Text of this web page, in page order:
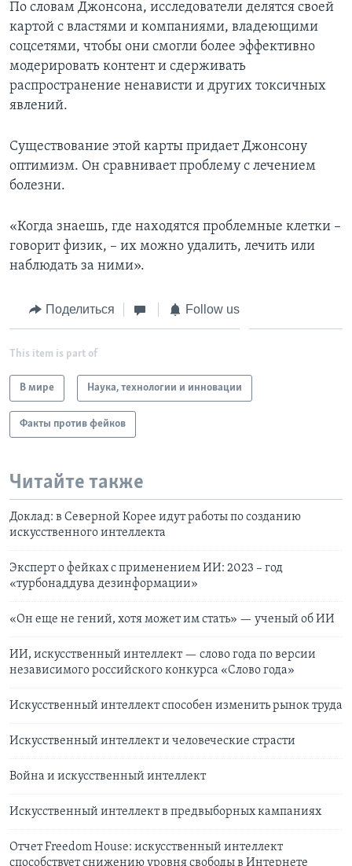
По словам Джонсона, исследователи делятся своей
картой с властями и компаниями, владеющими
соцсетями, чтобы они смогли более эффективно
модерировать контент и сдерживать
распространение ненависти и других токсичных
явлений.
Существование этой карты придает Джонсону
оптимизм. Он сравнивает проблему с лечением
болезни.
«Когда знаешь, где находятся проблемные клетки –
говорит физик, – их можно удалить, лечить или
наблюдать за ними».
Поделиться Follow us
This item is part of
В мире Наука, технологии и инновации
Факты против фейков
Читайте также
Доклад: в Северной Корее идут работы по созданию
искусственного интеллекта
Эксперт о фейках с применением ИИ: 2023 – год
«турбонаддува дезинформации»
«Он еще не гений, хотя может им стать» — ученый об ИИ
ИИ, искусственный интеллект — слово года по версии
независимого российского конкурса «Слово года»
Искусственный интеллект способен изменить рынок труда
Искусственный интеллект и человеческие страсти
Война и искусственный интеллект
Искусственный интеллект в предвыборных кампаниях
Отчет Freedom House: искусственный интеллект
способствует снижению уровня свободы в Интернете